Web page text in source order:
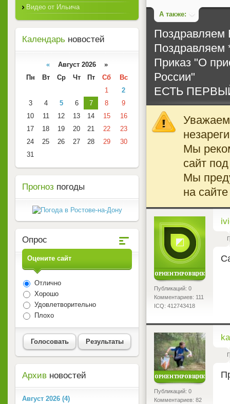
А также:
Поздравляем
Поздравляем
Приказ "О
России"
ЕСТЬ
Мы
сайт
Мы
на
Публикаций: 0
Комментариев: 111
ICQ: 412743418
<
Публикаций: 0
Комментариев: 82
Видео от Ильича
Календарь новостей
« Август 2026 »
Пн
Вт Ср Чт Пт Сб
Вс
1
2
3
4 5 6 7 8
9
10
11 12 13 14 15
16
17
18 19 20 21 22
23
24
25 26 27 28 29
30
31
Прогноз погоды
Опрос
Оцените сайт
Отлично
Хорошо
Удовлетворительно
Плохо
Голосовать Результаты
Архив новостей
Август 2026 (4)